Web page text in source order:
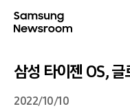
삼성 타이젠 OS,
2022/10/10